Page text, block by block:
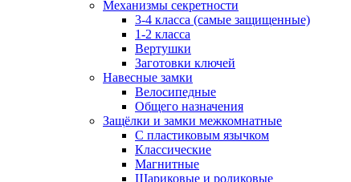
Механизмы секретности
3-4 класса (самые защищенные)
1-2 класса
Вертушки
Заготовки ключей
Навесные замки
Велосипедные
Общего назначения
Защёлки и замки межкомнатные
С пластиковым язычком
Классические
Магнитные
Шариковые и роликовые